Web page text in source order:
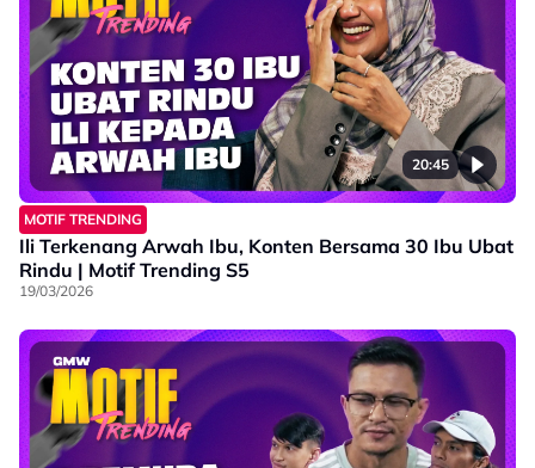
20:45
MOTIF TRENDING
Ili Terkenang Arwah Ibu, Konten Bersama 30 Ibu Ubat
Rindu | Motif Trending S5
19/03/2026